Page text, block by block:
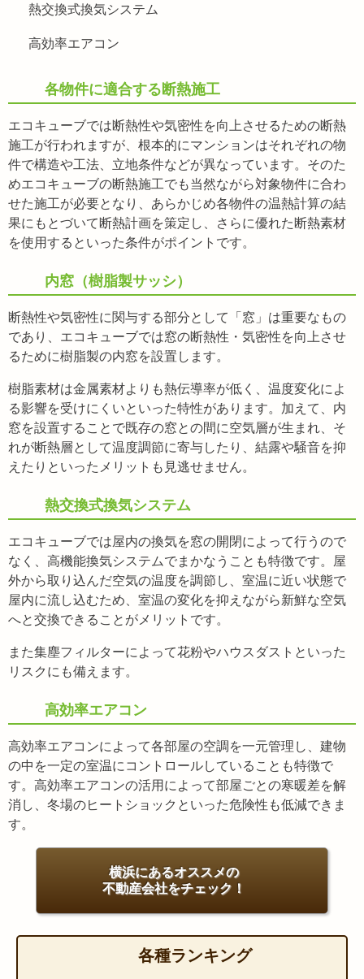
熱交換式換気システム
高効率エアコン
各物件に適合する断熱施工
エコキューブでは断熱性や気密性を向上させるための断熱
施工が行われますが、根本的にマンションはそれぞれの物
件で構造や工法、立地条件などが異なっています。そのた
めエコキューブの断熱施工でも当然ながら対象物件に合わ
せた施工が必要となり、あらかじめ各物件の温熱計算の結
果にもとづいて断熱計画を策定し、さらに優れた断熱素材
を使用するといった条件がポイントです。
内窓（樹脂製サッシ）
断熱性や気密性に関与する部分として「窓」は重要なもの
であり、エコキューブでは窓の断熱性・気密性を向上させ
るために樹脂製の内窓を設置します。
樹脂素材は金属素材よりも熱伝導率が低く、温度変化によ
る影響を受けにくいといった特性があります。加えて、内
窓を設置することで既存の窓との間に空気層が生まれ、そ
れが断熱層として温度調節に寄与したり、結露や騒音を抑
えたりといったメリットも見逃せません。
熱交換式換気システム
エコキューブでは屋内の換気を窓の開閉によって行うので
なく、高機能換気システムでまかなうことも特徴です。屋
外から取り込んだ空気の温度を調節し、室温に近い状態で
屋内に流し込むため、室温の変化を抑えながら新鮮な空気
へと交換できることがメリットです。
また集塵フィルターによって花粉やハウスダストといった
リスクにも備えます。
高効率エアコン
高効率エアコンによって各部屋の空調を一元管理し、建物
の中を一定の室温にコントロールしていることも特徴で
す。高効率エアコンの活用によって部屋ごとの寒暖差を解
消し、冬場のヒートショックといった危険性も低減できま
す。
横浜にあるオススメの
不動産会社をチェック！
各種ランキング